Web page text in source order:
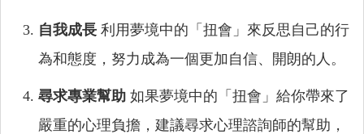
自我成長 利用夢境中的「扭會」來反思自己的行
為和態度，努力成為一個更加自信、開朗的人。
尋求專業幫助 如果夢境中的「扭會」給你帶來了
嚴重的心理負擔，建議尋求心理諮詢師的幫助，